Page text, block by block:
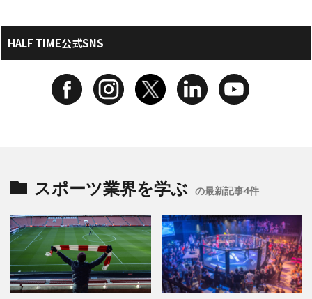
HALF TIME公式SNS
スポーツ業界を学ぶ の最新記事4件